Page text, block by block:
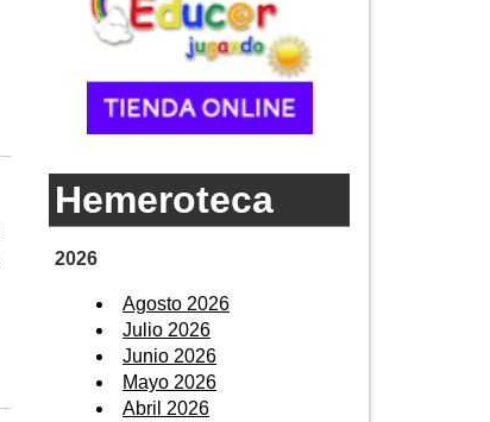
Hemeroteca
2026
Agosto 2026
Julio 2026
Junio 2026
Mayo 2026
Abril 2026